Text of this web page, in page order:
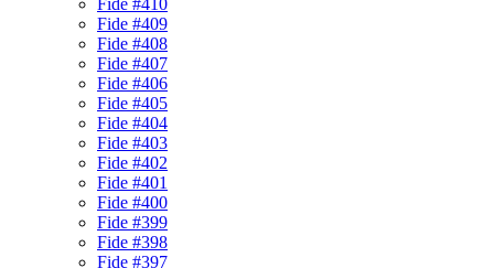
Fide #410
Fide #409
Fide #408
Fide #407
Fide #406
Fide #405
Fide #404
Fide #403
Fide #402
Fide #401
Fide #400
Fide #399
Fide #398
Fide #397